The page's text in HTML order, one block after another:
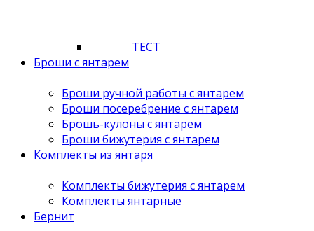
ТЕСТ
Броши с янтарем
Броши ручной работы с янтарем
Броши посеребрение с янтарем
Брошь-кулоны с янтарем
Броши бижутерия с янтарем
Комплекты из янтаря
Комплекты бижутерия с янтарем
Комплекты янтарные
Бернит